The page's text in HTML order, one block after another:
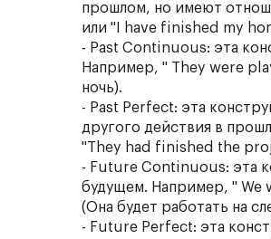
прошлом, но имеют
или "I have finished my
- Past Continuous: эта
Например, " They were
ночь).
- Past Perfect: эта
другого действия в
"They had finished the
- Future Continuous: эта
будущем. Например, "
(Она будет работать на
- Future Perfect: эта